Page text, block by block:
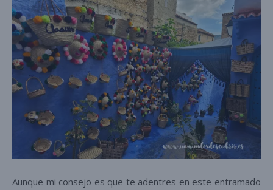
Aunque mi consejo es que te adentres en este entramado